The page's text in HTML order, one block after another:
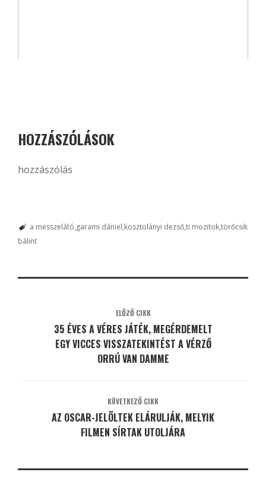
HOZZÁSZÓLÁSOK
hozzászólás
a messzelátó garami dániel kosztolányi dezsőti mozitoktörőcsik
bálint
ELŐZŐ CIKK
35 ÉVES A VÉRES JÁTÉK, MEGÉRDEMELT
EGY VICCES VISSZATEKINTÉST A VÉRZŐ
ORRÚ VAN DAMME
KÖVETKEZŐ CIKK
AZ OSCAR-JELÖLTEK ELÁRULJÁK, MELYIK
FILMEN SÍRTAK UTOLJÁRA